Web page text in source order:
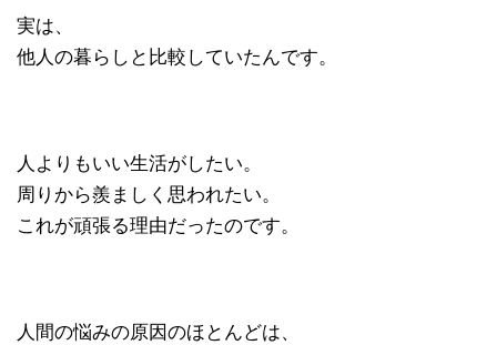
実は、
他人の暮らしと比較していたんです。
人よりもいい生活がしたい。
周りから羨ましく思われたい。
これが頑張る理由だったのです。
人間の悩みの原因のほとんどは、